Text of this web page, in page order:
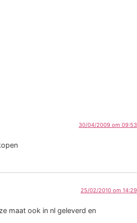
30/04/2009 om 09:53
25/02/2010 om 14:29
maat ook in nl geleverd en